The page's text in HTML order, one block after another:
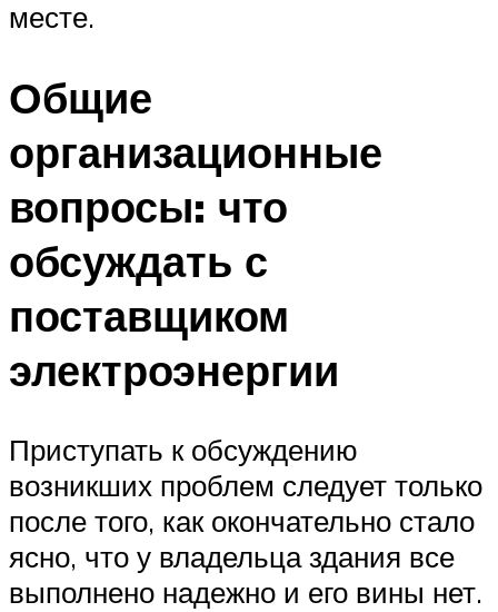
месте.
Общие
организационные
вопросы: что
обсуждать с
поставщиком
электроэнергии
Приступать к обсуждению
возникших проблем следует только
после того, как окончательно стало
ясно, что у владельца здания все
выполнено надежно и его вины нет.